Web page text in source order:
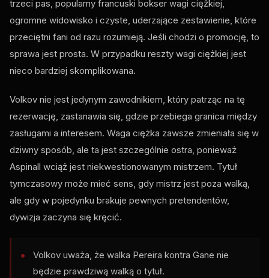
trzeci pas, popularny francuski bokser wagi ciężkiej,
ogromne widowisko i czyste, uderzające zestawienie, które
przeciętni fani od razu rozumieją. Jeśli chodzi o promocję, to
sprawa jest prosta. W przypadku reszty wagi ciężkiej jest
nieco bardziej skomplikowana.
Volkov nie jest jedynym zawodnikiem, który patrząc na tę
rezerwację, zastanawia się, gdzie przebiega granica między
zasługami a interesem. Waga ciężka zawsze zmieniała się w
dziwny sposób, ale ta jest szczególnie ostra, ponieważ
Aspinall wciąż jest niekwestionowanym mistrzem. Tytuł
tymczasowy może mieć sens, gdy mistrz jest poza walką,
ale gdy w pojedynku brakuje pewnych pretendentów,
dywizja zaczyna się kręcić.
Volkov uważa, że ​​walka Pereira kontra Gane nie
będzie prawdziwą walką o tytuł.